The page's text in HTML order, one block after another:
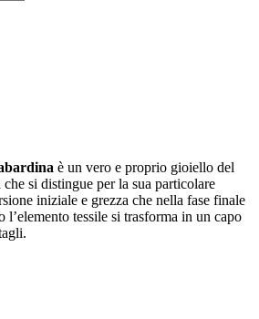
è un vero e proprio gioiello del
si distingue per la sua particolare
iniziale e grezza che nella fase finale
l’elemento tessile si trasforma in un capo